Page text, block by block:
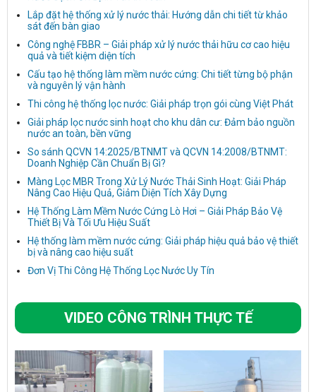
Lắp đặt hệ thống xử lý nước thải: Hướng dẫn chi tiết từ khảo
sát đến bàn giao
Công nghệ FBBR – Giải pháp xử lý nước thải hữu cơ cao hiệu
quả và tiết kiệm diện tích
Cấu tạo hệ thống làm mềm nước cứng: Chi tiết từng bộ phận
và nguyên lý vận hành
Thi công hệ thống lọc nước: Giải pháp trọn gói cùng Việt Phát
Giải pháp lọc nước sinh hoạt cho khu dân cư: Đảm bảo nguồn
nước an toàn, bền vững
So sánh QCVN 14:2025/BTNMT và QCVN 14:2008/BTNMT:
Doanh Nghiệp Cần Chuẩn Bị Gì?
Màng Lọc MBR Trong Xử Lý Nước Thải Sinh Hoạt: Giải Pháp
Nâng Cao Hiệu Quả, Giảm Diện Tích Xây Dựng
Hệ Thống Làm Mềm Nước Cứng Lò Hơi – Giải Pháp Bảo Vệ
Thiết Bị Và Tối Ưu Hiệu Suất
Hệ thống làm mềm nước cứng: Giải pháp hiệu quả bảo vệ thiết
bị và nâng cao hiệu suất
Đơn Vị Thi Công Hệ Thống Lọc Nước Uy Tín
VIDEO CÔNG TRÌNH THỰC TẾ